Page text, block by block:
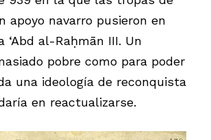
apoyo navarro pusieron en
‘Abd al-Raḥmān III. Un
pobre como para poder
una ideología de reconquista
en reactualizarse.